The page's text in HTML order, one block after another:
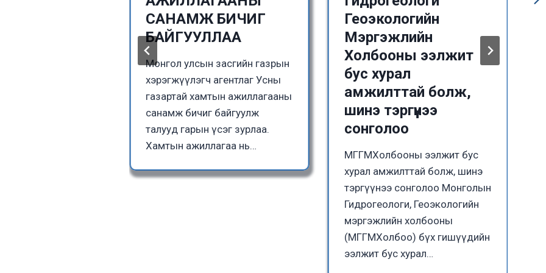
САНАМЖ БИЧИГ
БАЙГУУЛЛАА
Монгол улсын засгийн газрын
хэрэгжүүлэгч агентлаг Усны
газартай хамтын ажиллагааны
санамж бичиг байгуулж
талууд гарын үсэг зурлаа.
Хамтын ажиллагаа нь…
Геоэкологийн
Мэргэжлийн
Холбооны ээлжит
бус хурал
амжилттай болж,
шинэ тэргүүнээ
сонголоо
МГГМХолбооны ээлжит бус
хурал амжилттай болж, шинэ
тэргүүнээ сонголоо Монголын
Гидрогеологи, Геоэкологийн
мэргэжлийн холбооны
(МГГМХолбоо) бүх гишүүдийн
ээлжит бус хурал…